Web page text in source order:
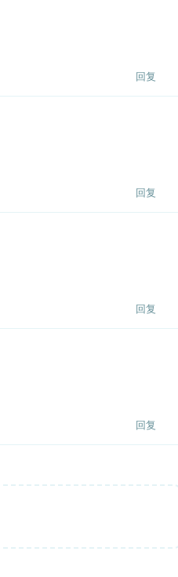
回复
回复
回复
回复